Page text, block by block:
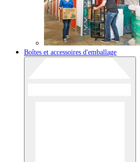
Boîtes et accessoires d'emballage